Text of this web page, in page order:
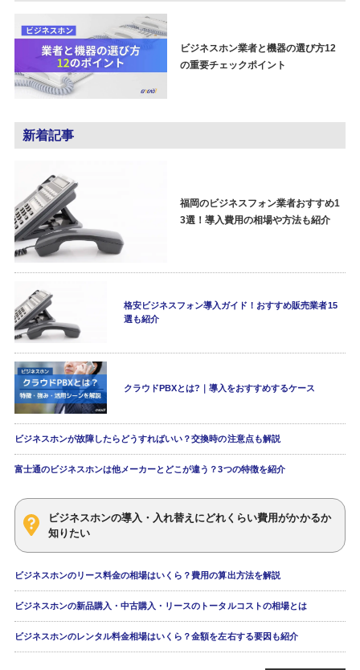
ビジネスホン業者と機器の選び方12
の重要チェックポイント
新着記事
福岡のビジネスフォン業者おすすめ1
3選！導入費用の相場や方法も紹介
格安ビジネスフォン導入ガイド！おすすめ販売業者15
選も紹介
クラウドPBXとは?｜導入をおすすめするケース
ビジネスホンが故障したらどうすればいい？交換時の注意点も解説
富士通のビジネスホンは他メーカーとどこが違う？3つの特徴を紹介
ビジネスホンの導入・入れ替えにどれくらい費用がかかるか
知りたい
ビジネスホンのリース料金の相場はいくら？費用の算出方法を解説
ビジネスホンの新品購入・中古購入・リースのトータルコストの相場とは
ビジネスホンのレンタル料金相場はいくら？金額を左右する要因も紹介